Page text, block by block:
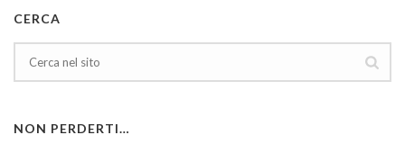
CERCA
NON PERDERTI…